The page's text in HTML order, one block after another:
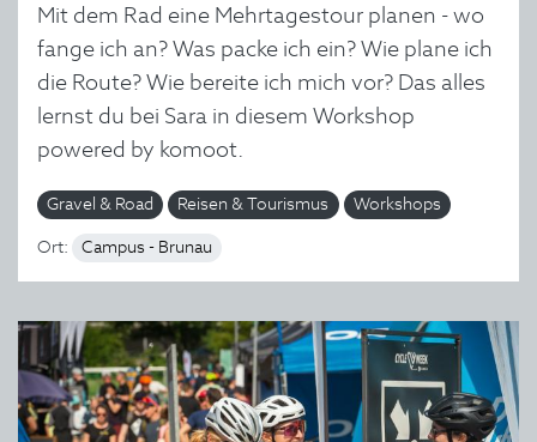
Mit dem Rad eine Mehrtagestour planen - wo
fange ich an? Was packe ich ein? Wie plane ich
die Route? Wie bereite ich mich vor? Das alles
lernst du bei Sara in diesem Workshop
powered by komoot.
Gravel & Road Reisen & Tourismus Workshops
Ort: Campus - Brunau